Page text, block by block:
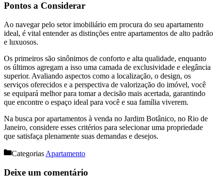
Pontos a Considerar
Ao navegar pelo setor imobiliário em procura do seu apartamento
ideal, é vital entender as distinções entre apartamentos de alto padrão
e luxuosos.
Os primeiros são sinônimos de conforto e alta qualidade, enquanto
os últimos agregam a isso uma camada de exclusividade e elegância
superior. Avaliando aspectos como a localização, o design, os
serviços oferecidos e a perspectiva de valorização do imóvel, você
se equipará melhor para tomar a decisão mais acertada, garantindo
que encontre o espaço ideal para você e sua família viverem.
Na busca por apartamentos à venda no Jardim Botânico, no Rio de
Janeiro, considere esses critérios para selecionar uma propriedade
que satisfaça plenamente suas demandas e desejos.
Categorias Apartamento
Deixe um comentário